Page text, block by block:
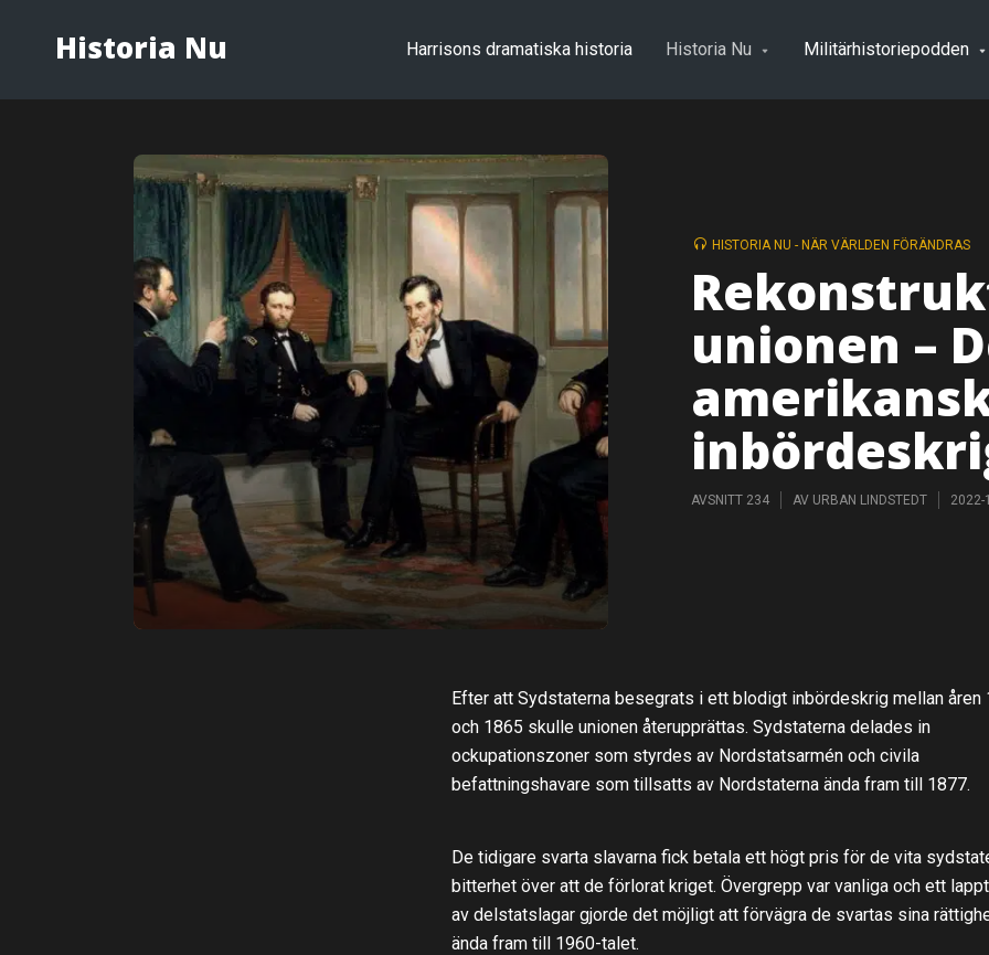
Historia Nu Harrisons dramatiska historia Historia Nu Militärhistoriepodden
HISTORIA NU - NÄR VÄRLDEN FÖRÄNDRAS
unionen –
AVSNITT 234 AV URBAN LINDSTEDT 2022-
Efter att Sydstaterna besegrats i ett blodigt inbördeskrig mellan åren
och 1865 skulle unionen återupprättas. Sydstaterna delades in
ockupationszoner som styrdes av Nordstatsarmén och civila
befattningshavare som tillsatts av Nordstaterna ända fram till 1877.
De tidigare svarta slavarna fick betala ett högt pris för de vita
bitterhet över att de förlorat kriget. Övergrepp var vanliga och ett
av delstatslagar gjorde det möjligt att förvägra de svartas sina
ända fram till 1960-talet.